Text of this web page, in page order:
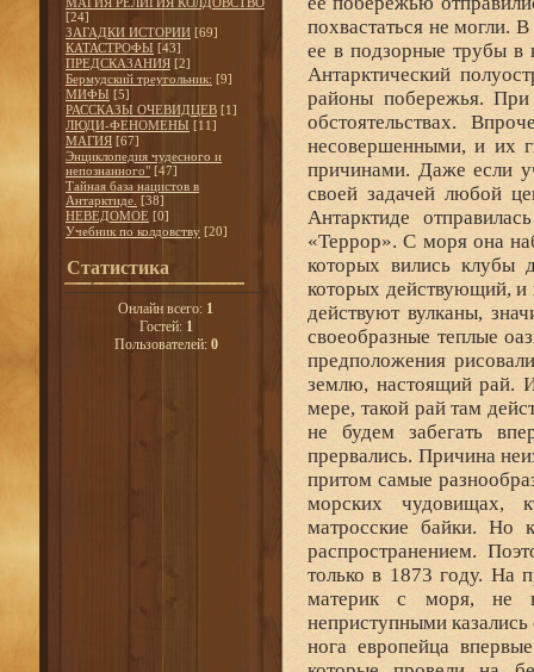
[24]
ЗАГАДКИ ИСТОРИИ [69]
КАТАСТРОФЫ [43]
ПРЕДСКАЗАНИЯ [2]
Бермудский треугольник: [9]
МИФЫ [5]
РАССКАЗЫ ОЧЕВИДЦЕВ [1]
ЛЮДИ-ФЕНОМЕНЫ [11]
МАГИЯ [67]
Энциклопедия чудесного и
непознанного" [47]
Тайная база нацистов в
Антарктиде. [38]
НЕВЕДОМОЕ [0]
Учебник по колдовству [20]
Статистика
Онлайн всего: 1
Гостей: 1
Пользователей: 0
похвастаться не могли.
ее в подзорные трубы в
Антарктический
районы побережья. При
обстоятельствах.
несовершенными, и их
причинами. Даже если
своей задачей любой
Антарктиде
«Террор». С моря она
которых вились клубы
которых действующий, и
действуют вулканы,
своеобразные теплые
предположения
землю, настоящий рай.
мере, такой рай там
не будем забегать
прервались. Причина
притом самые
морских чудовищах,
матросские байки. Но
распространением.
только в 1873 году. На
материк с моря, не
неприступными
нога европейца